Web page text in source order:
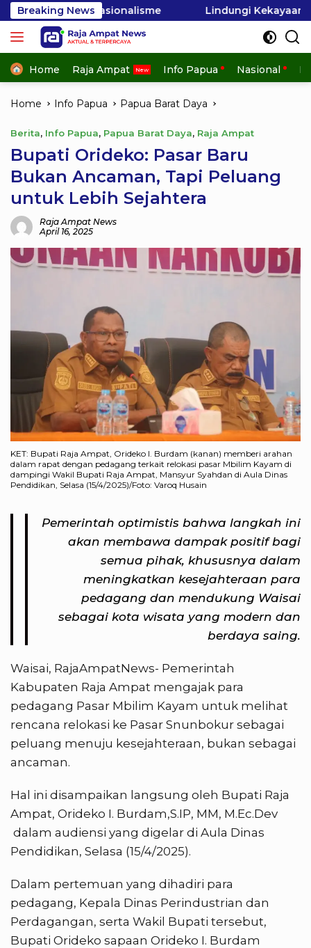
Skip
to
content
Breaking News Lindungi Kekayaan Laut Raja Ampat,
Home Raja Ampat Info Papua Nasional
Home Info Papua Papua Barat Daya
Berita, Info Papua, Papua Barat Daya, Raja Ampat
Bupati Orideko: Pasar Baru
Bukan Ancaman, Tapi Peluang
untuk Lebih Sejahtera
Raja Ampat News
April 16, 2025
KET: Bupati Raja Ampat, Orideko I. Burdam (kanan) memberi arahan
dalam rapat dengan pedagang terkait relokasi pasar Mbilim Kayam di
dampingi Wakil Bupati Raja Ampat, Mansyur Syahdan di Aula Dinas
Pendidikan, Selasa (15/4/2025)/Foto: Varoq Husain
Pemerintah optimistis bahwa langkah ini
akan membawa dampak positif bagi
semua pihak, khususnya dalam
meningkatkan kesejahteraan para
pedagang dan mendukung Waisai
sebagai kota wisata yang modern dan
berdaya saing.
Waisai, RajaAmpatNews- Pemerintah
Kabupaten Raja Ampat mengajak para
pedagang Pasar Mbilim Kayam untuk melihat
rencana relokasi ke Pasar Snunbokur sebagai
peluang menuju kesejahteraan, bukan sebagai
ancaman.
Hal ini disampaikan langsung oleh Bupati Raja
Ampat, Orideko I. Burdam,S.IP, MM, M.Ec.Dev
dalam audiensi yang digelar di Aula Dinas
Pendidikan, Selasa (15/4/2025).
Dalam pertemuan yang dihadiri para
pedagang, Kepala Dinas Perindustrian dan
Perdagangan, serta Wakil Bupati tersebut,
Bupati Orideko sapaan Orideko I. Burdam